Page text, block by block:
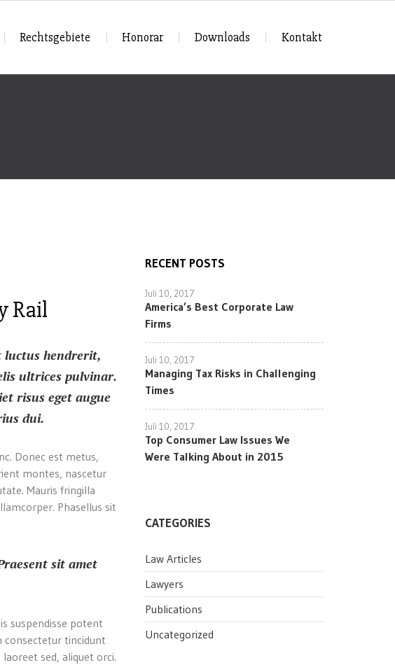
Rechtsgebiete Honorar Downloads Kontakt
Rail
luctus hendrerit,
ultrices pulvinar.
risus eget augue
dui.
Donec est metus,
montes, nascetur
Mauris fringilla
Phasellus sit
sit amet
suspendisse potent
consectetur tincidunt
sed, aliquet orci.
RECENT POSTS
Juli 10, 2017
America’s Best Corporate Law
Firms
Juli 10, 2017
Managing Tax Risks in Challenging
Times
Juli 10, 2017
Top Consumer Law Issues We
Were Talking About in 2015
CATEGORIES
Law Articles
Lawyers
Publications
Uncategorized